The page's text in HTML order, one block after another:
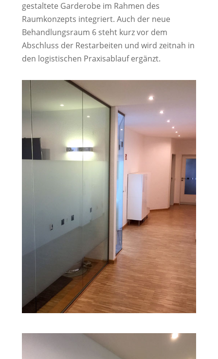
gestaltete Garderobe im Rahmen des
Raumkonzepts integriert. Auch der neue
Behandlungsraum 6 steht kurz vor dem
Abschluss der Restarbeiten und wird zeitnah in
den logistischen Praxisablauf ergänzt.